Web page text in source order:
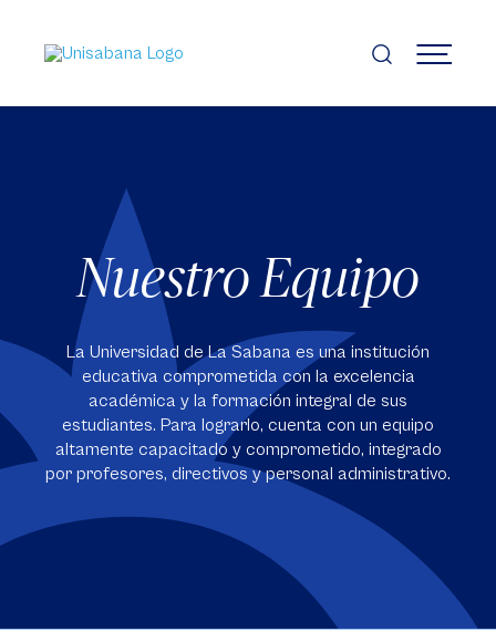
contenido
principal
MENÚ
Nuestro Equipo
La Universidad de La Sabana es una institución
educativa comprometida con la excelencia
académica y la formación integral de sus
estudiantes. Para lograrlo, cuenta con un equipo
altamente capacitado y comprometido, integrado
por profesores, directivos y personal administrativo.